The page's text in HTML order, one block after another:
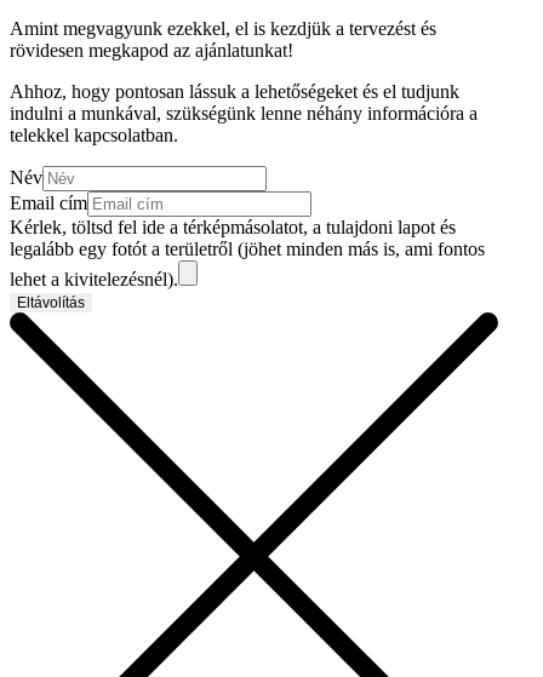
Amint megvagyunk ezekkel, el is kezdjük a tervezést és
rövidesen megkapod az ajánlatunkat!
Ahhoz, hogy pontosan lássuk a lehetőségeket és el tudjunk
indulni a munkával, szükségünk lenne néhány információra a
telekkel kapcsolatban.
Név
Email cím
Kérlek, töltsd fel ide a térképmásolatot, a tulajdoni lapot és
legalább egy fotót a területről (jöhet minden más is, ami fontos
lehet a kivitelezésnél).
Eltávolítás